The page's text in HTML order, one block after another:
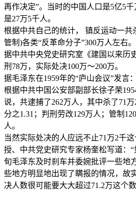
再作决定”。当时的中国人口是5亿5
是27万5千人。
根据中共自己的统计， 镇反运动一共
管制)各类“反革命分子”300万人左右。
据中共中央党史研究室《建国以来历
刑78万，实际处决100万～200万。
据毛泽东在1959年的“庐山会议”发言
根据中共中国公安部副部长徐子荣
说，共逮捕了262万人，其中杀了71
分之1.31；判刑劳改129万人；管制
人。
当然实际处决的人应远不止71万2千
授、中共党史研究专家杨奎松写道：
旬毛泽东及时刹车并委婉批评一些地
些地方明显地出现了瞒报的情况，故
决人数很可能要大大超过71.2万这个